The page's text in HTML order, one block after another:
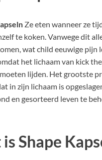
Ze eten wanneer ze
te koken. Vanwege dit
wat child eeuwige pijn
het lichaam van kick
lijden. Het grootste
in zijn lichaam is
en gesorteerd leven te
Shape